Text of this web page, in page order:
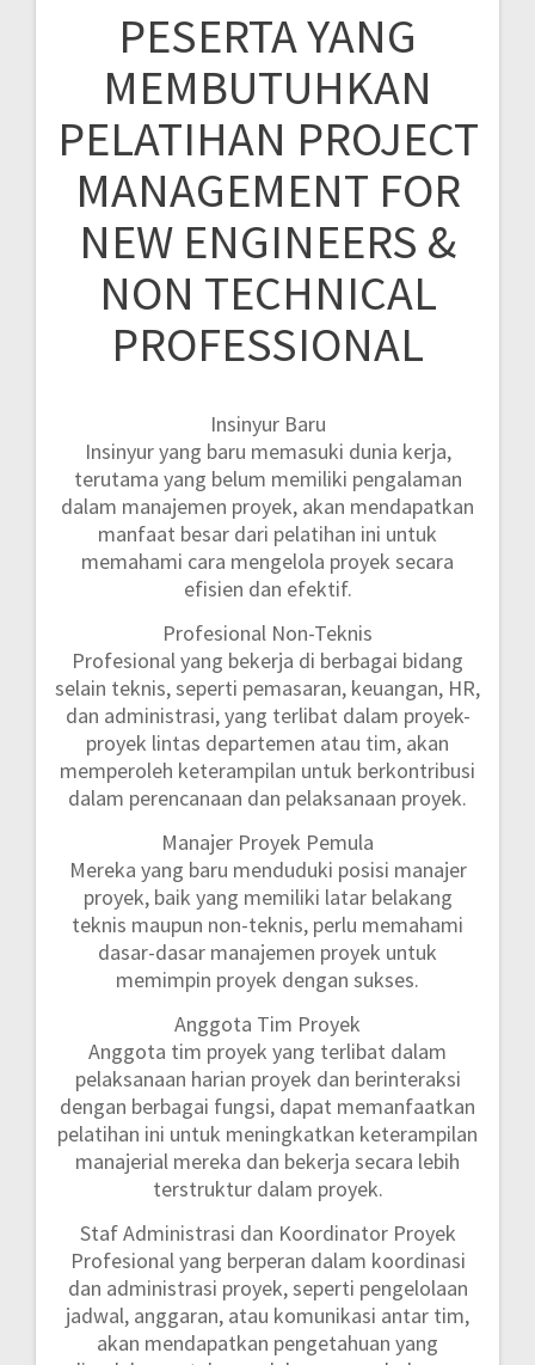
PESERTA YANG
MEMBUTUHKAN
PELATIHAN PROJECT
MANAGEMENT FOR
NEW ENGINEERS &
NON TECHNICAL
PROFESSIONAL
Insinyur Baru
Insinyur yang baru memasuki dunia kerja,
terutama yang belum memiliki pengalaman
dalam manajemen proyek, akan mendapatkan
manfaat besar dari pelatihan ini untuk
memahami cara mengelola proyek secara
efisien dan efektif.
Profesional Non-Teknis
Profesional yang bekerja di berbagai bidang
selain teknis, seperti pemasaran, keuangan, HR,
dan administrasi, yang terlibat dalam proyek-
proyek lintas departemen atau tim, akan
memperoleh keterampilan untuk berkontribusi
dalam perencanaan dan pelaksanaan proyek.
Manajer Proyek Pemula
Mereka yang baru menduduki posisi manajer
proyek, baik yang memiliki latar belakang
teknis maupun non-teknis, perlu memahami
dasar-dasar manajemen proyek untuk
memimpin proyek dengan sukses.
Anggota Tim Proyek
Anggota tim proyek yang terlibat dalam
pelaksanaan harian proyek dan berinteraksi
dengan berbagai fungsi, dapat memanfaatkan
pelatihan ini untuk meningkatkan keterampilan
manajerial mereka dan bekerja secara lebih
terstruktur dalam proyek.
Staf Administrasi dan Koordinator Proyek
Profesional yang berperan dalam koordinasi
dan administrasi proyek, seperti pengelolaan
jadwal, anggaran, atau komunikasi antar tim,
akan mendapatkan pengetahuan yang